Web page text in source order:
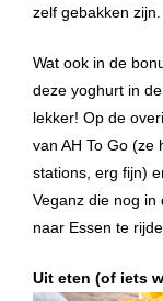
zelf gebakken zijn.
Wat ook in de
deze yoghurt in
lekker! Op de
van AH To Go (ze
stations, erg fijn)
Veganz die nog
naar Essen te
Uit eten (of iets